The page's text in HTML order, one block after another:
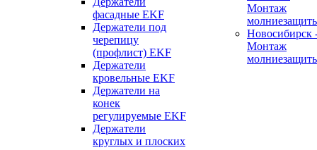
фасадные EKF
Держатели под
черепицу
(профлист) EKF
Держатели
кровельные EKF
Держатели на
конек
регулируемые EKF
Держатели
круглых и плоских
Монтаж
Новосибирск
Монтаж